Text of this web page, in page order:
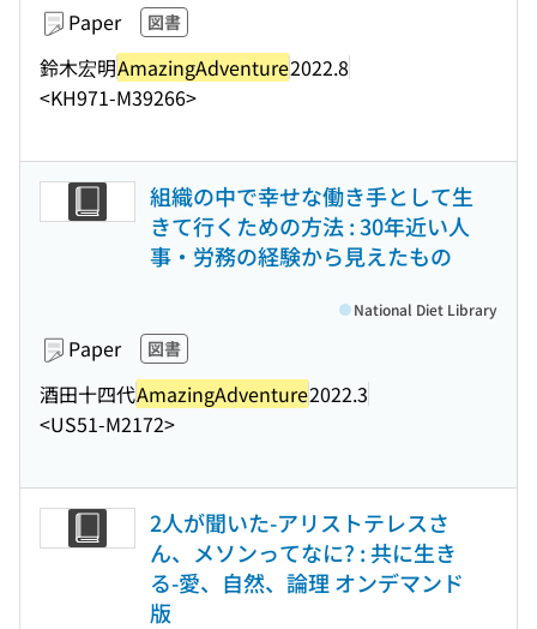
Paper 図書
鈴木宏明AmazingAdventure2022.8
<KH971-M39266>
組織の中で幸せな働き手として生
きて行くための方法 : 30年近い人
事・労務の経験から見えたもの
Paper 図書
酒田十四代AmazingAdventure2022.3
<US51-M2172>
National Diet Library
2人が聞いた-アリストテレスさ
ん、メソンってなに? : 共に生き
る-愛、自然、論理 オンデマンド
版